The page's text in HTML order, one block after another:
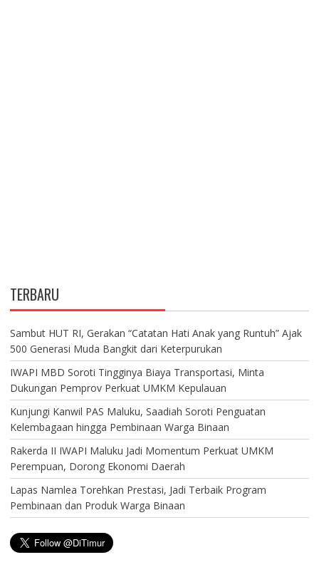
TERBARU
Sambut HUT RI, Gerakan “Catatan Hati Anak yang Runtuh” Ajak
500 Generasi Muda Bangkit dari Keterpurukan
IWAPI MBD Soroti Tingginya Biaya Transportasi, Minta
Dukungan Pemprov Perkuat UMKM Kepulauan
Kunjungi Kanwil PAS Maluku, Saadiah Soroti Penguatan
Kelembagaan hingga Pembinaan Warga Binaan
Rakerda II IWAPI Maluku Jadi Momentum Perkuat UMKM
Perempuan, Dorong Ekonomi Daerah
Lapas Namlea Torehkan Prestasi, Jadi Terbaik Program
Pembinaan dan Produk Warga Binaan